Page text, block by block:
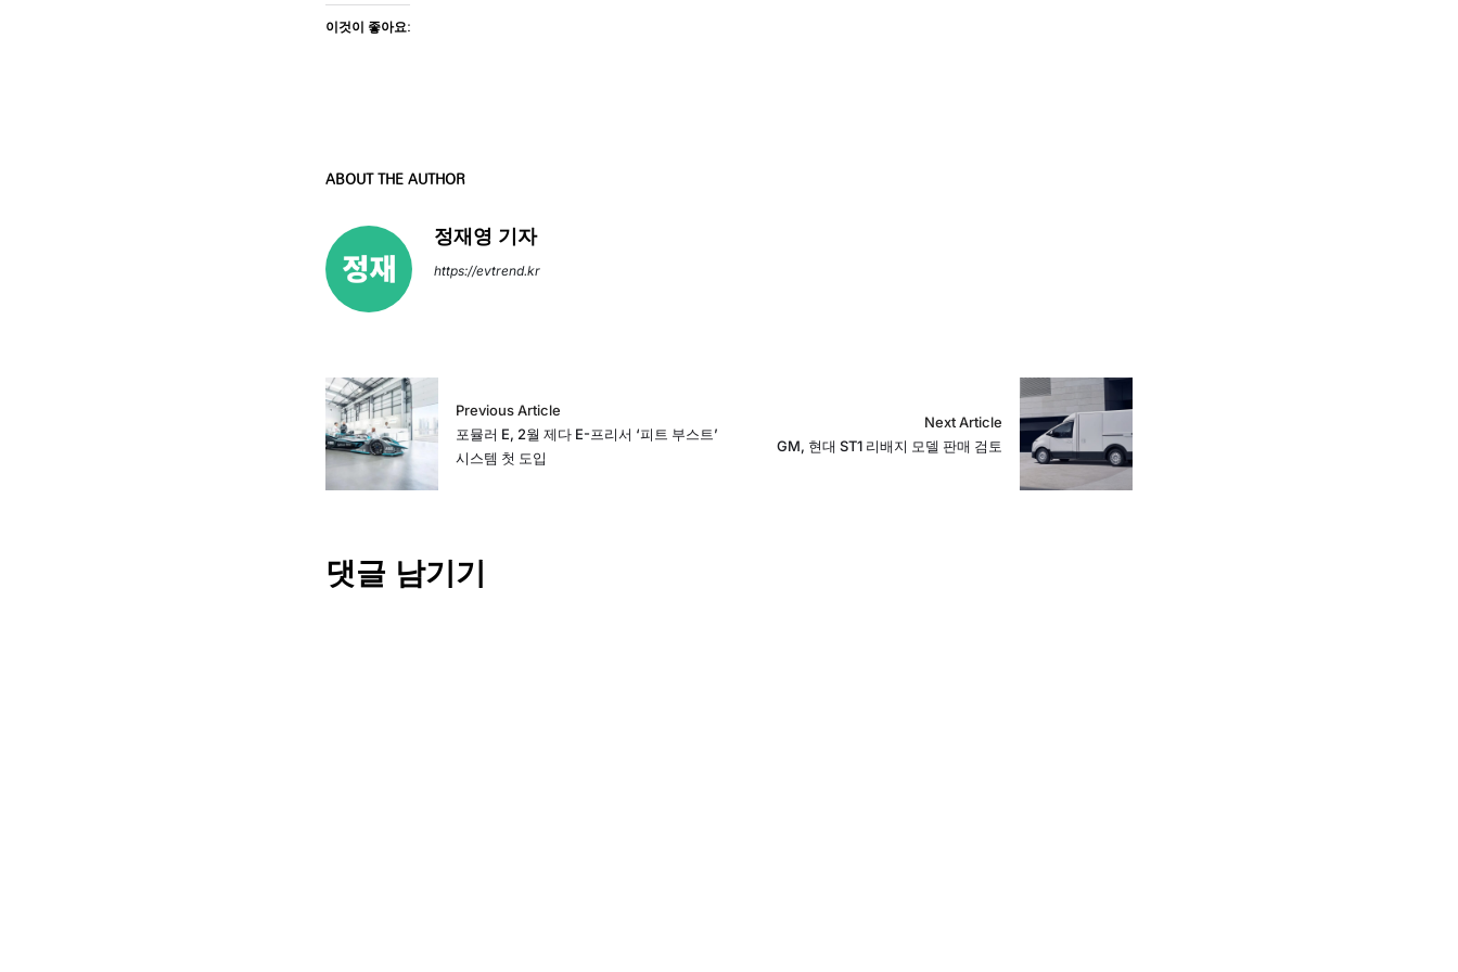
이것이 좋아요:
ABOUT THE AUTHOR
정재영 기자
https://evtrend.kr
Previous Article
포뮬러 E, 2월 제다 E-프리서 ‘피트 부스트’
시스템 첫 도입
Next Article
GM, 현대 ST1 리배지 모델 판매 검토
댓글 남기기